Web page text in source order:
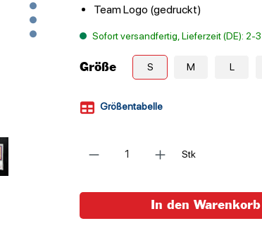
Team Logo (gedruckt)
Sofort versandfertig, Lieferzeit (DE): 2-
Größe S M L
Größentabelle
Stk
In den Warenkorb